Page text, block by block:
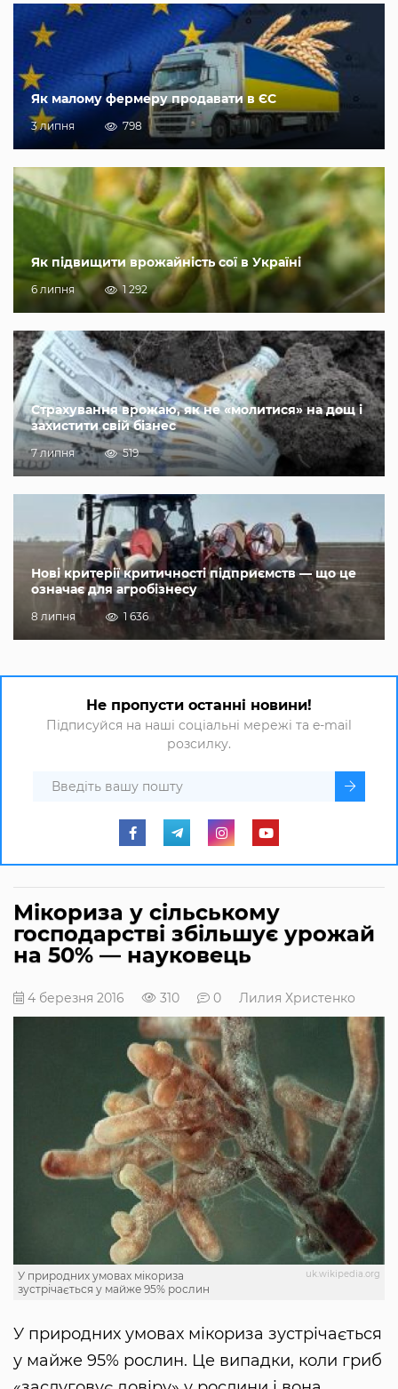
Як малому фермеру продавати в ЄС
3 липня 798
Як підвищити врожайність сої в Україні
6 липня 1 292
Страхування врожаю, як не «молитися» на дощ і
захистити свій бізнес
7 липня 519
Нові критерії критичності підприємств — що це
означає для агробізнесу
8 липня 1 636
Не пропусти останні новини!
Підписуйся на наші соціальні мережі та e-mail
розсилку.
Мікориза у сільському
господарстві збільшує урожай
на 50% — науковець
4 березня 2016 310 0 Лилия Христенко
uk.wikipedia.org
У природних умовах мікориза
зустрічається у майже 95% рослин
У природних умовах мікориза зустрічається
у майже 95% рослин. Це випадки, коли гриб